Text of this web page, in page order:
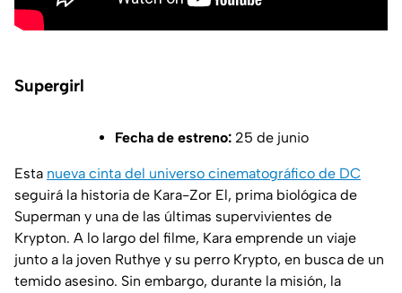
Supergirl
Fecha de estreno: 25 de junio
Esta nueva cinta del universo cinematográfico de DC
seguirá la historia de Kara-Zor El, prima biológica de
Superman y una de las últimas supervivientes de
Krypton. A lo largo del filme, Kara emprende un viaje
junto a la joven Ruthye y su perro Krypto, en busca de un
temido asesino. Sin embargo, durante la misión, la